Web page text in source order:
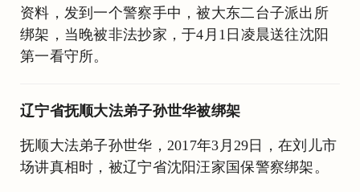
资料，发到一个警察手中，被大东二台子派出所
绑架，当晚被非法抄家，于4月1日凌晨送往沈阳
第一看守所。
辽宁省抚顺大法弟子孙世华被绑架
抚顺大法弟子孙世华，2017年3月29日，在刘儿市
场讲真相时，被辽宁省沈阳汪家国保警察绑架。